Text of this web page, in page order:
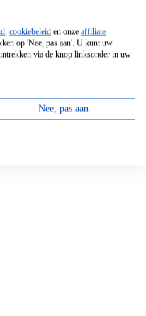
, cookiebeleid en onze affiliate
op 'Nee, pas aan'. U kunt uw
via de knop linksonder in uw
Nee, pas aan